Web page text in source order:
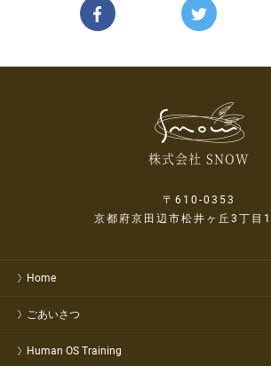
株式会社 SNOW
〒610-0353
京都府京田辺市松井ヶ丘3丁目1
Home
ごあいさつ
Human OS Training